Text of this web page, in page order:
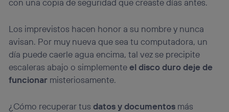
Los imprevistos hacen honor a su nombre y nunca
avisan. Por muy nueva que sea tu computadora, un
día puede caerle agua encima, tal vez se precipite
escaleras abajo o simplementeel disco duro deje de
funcionar misteriosamente.
¿Cómo recuperar tusdatos y documentos más